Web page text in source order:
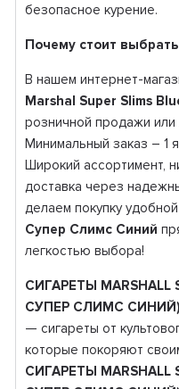
безопасное курение.
Почему стоит
В нашем интернет-
Marshal Super Slims
розничной продажи или
Минимальный заказ – 1
Широкий ассортимент,
доставка через
делаем покупку
Супер Слимс Синий
легкостью выбора!
СИГАРЕТЫ MARSHALL
СУПЕР СЛИМС СИНИЙ)
— сигареты от
которые покоряют
СИГАРЕТЫ MARSHALL